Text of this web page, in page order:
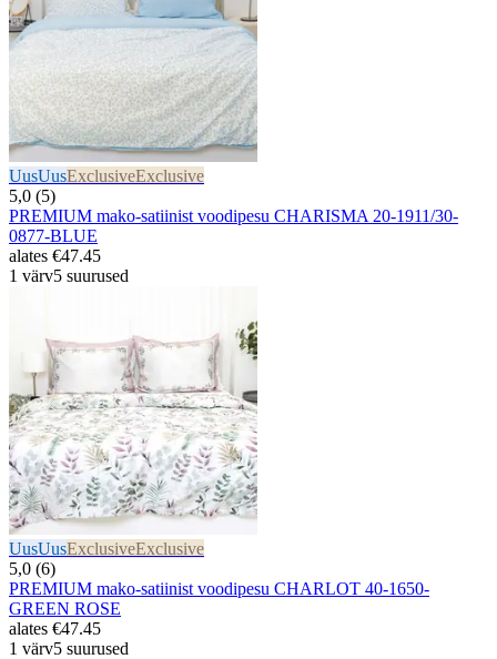
UusUusExclusiveExclusive
5,0 (5)
PREMIUM mako-satiinist voodipesu CHARISMA 20-1911/30-
0877-BLUE
alates €47.45
1 värv5 suurused
UusUusExclusiveExclusive
5,0 (6)
PREMIUM mako-satiinist voodipesu CHARLOT 40-1650-
GREEN ROSE
alates €47.45
1 värv5 suurused